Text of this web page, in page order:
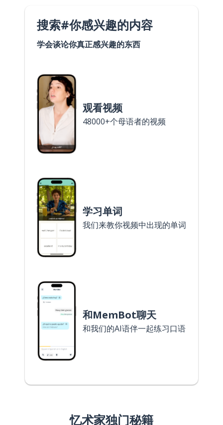
搜索#你感兴趣的内容
学会谈论你真正感兴趣的东西
观看视频
48000+个母语者的视频
学习单词
我们来教你视频中出现的单词
和MemBot聊天
和我们的AI语伴一起练习口语
忆术家独门秘籍